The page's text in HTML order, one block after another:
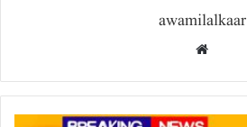
awamilalkaar